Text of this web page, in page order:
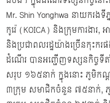
Mr. Shin Yonghwa នាយករងទីភ
កូរ៉េ (KOICA) និងក្រុមការងារ, អ
និងប្រជាពលរដ្ឋយ៉ាងច្រើនកុះករ
ដំណើរ បានអញ្ជើញទស្សនកិច្ច
សរុប ១៦៥នាក់ ក្នុងនោះ ភូមិ
៣ក្រុម សមាជិកចំនួន ៧៥នាក់